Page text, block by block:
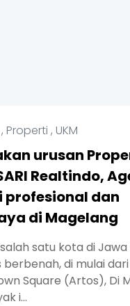
, Properti , UKM
urusan
Realtindo,
profesional dan
di Magelang
satu kota di
di mulai
Square (Artos), Di
i...